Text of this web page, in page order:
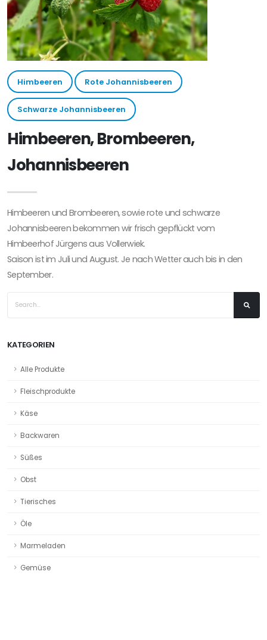
KATEGORIEN
Alle Produkte
Fleischprodukte
Käse
Backwaren
Süßes
Obst
Tierisches
Öle
Marmeladen
Gemüse
Himbeeren Rote Johannisbeeren
Schwarze Johannisbeeren
Himbeeren, Brombeeren,
Johannisbeeren
Himbeeren und Brombeeren, sowie rote und schwarze
Johannisbeeren bekommen wir frisch gepflückt vom
Himbeerhof Jürgens aus Vollerwiek.
Saison ist im Juli und August. Je nach Wetter auch bis in den
September.